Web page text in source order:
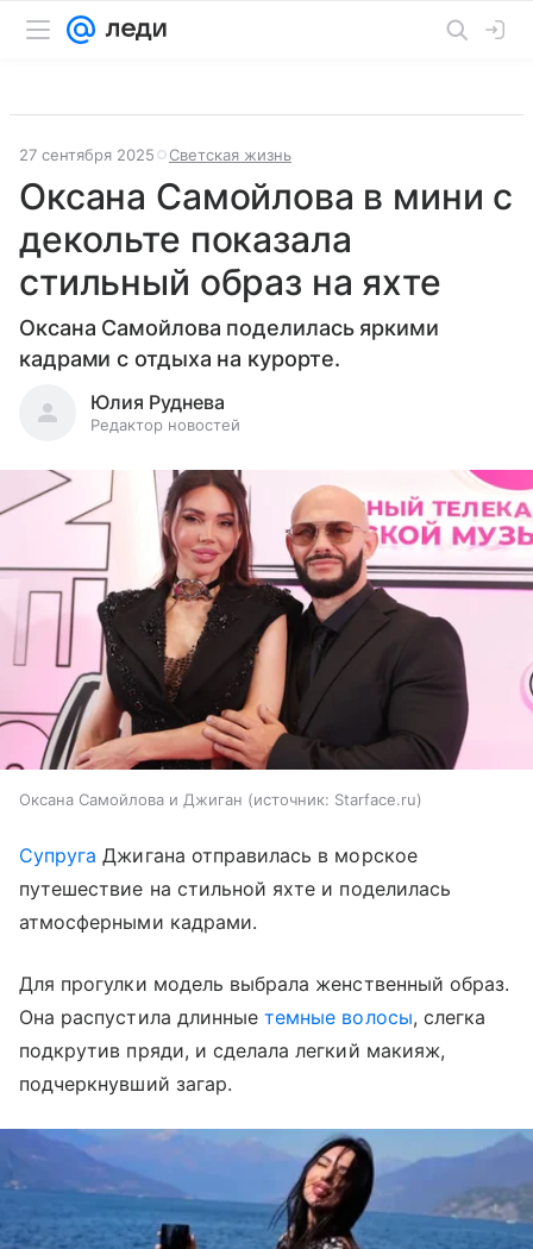
27 сентября 2025 Светская жизнь
Оксана Самойлова в мини с
декольте показала
стильный образ на яхте
Оксана Самойлова поделилась яркими
кадрами с отдыха на курорте.
Юлия Руднева
Редактор новостей
Оксана Самойлова и Джиган источник: Starface.ru
Супруга Джигана отправилась в морское
путешествие на стильной яхте и поделилась
атмосферными кадрами.
Для прогулки модель выбрала женственный образ.
Она распустила длинныетемные волосы, слегка
подкрутив пряди, и сделала легкий макияж,
подчеркнувший загар.